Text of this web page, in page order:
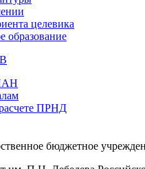
целевика
образование
ПРНД
бюджетное